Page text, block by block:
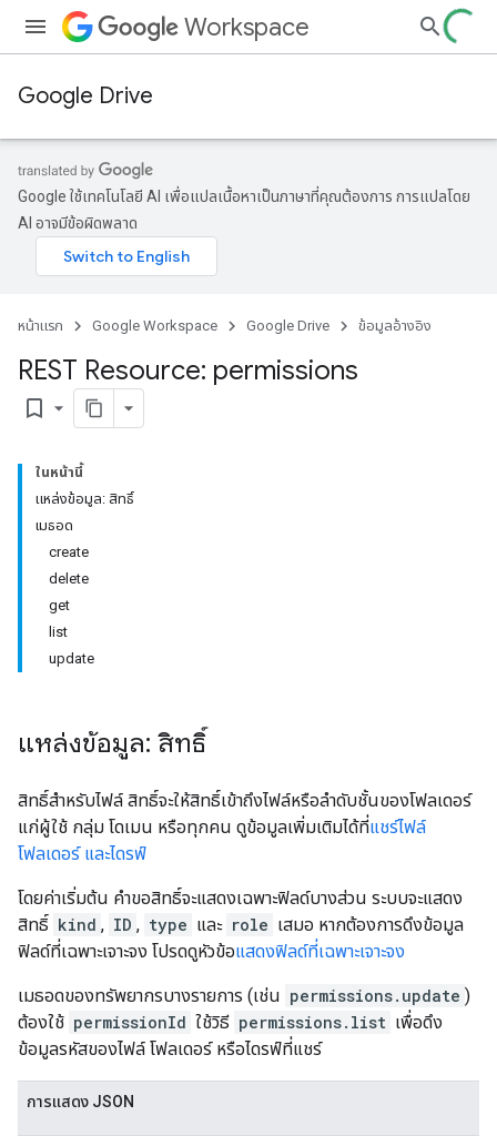
Workspace
Google Drive
Google ใช้เทคโนโลยี AI เพื่อแปลเนื้อหาเป็นภาษาที่คุณต้องการ การแปลโดย
AI อาจมีข้อผิดพลาด
หน้าแรก Google Workspace Google Drive ข้อมูลอ้างอิง
REST Resource: permissions
bookmark_border
ในหน้านี้
แหล่งข้อมูล: สิทธิ์
เมธอด
create
delete
get
list
update
แหล่งข้อมูล: สิทธิ์
สิทธิ์สำหรับไฟล์ สิทธิ์จะให้สิทธิ์เข้าถึงไฟล์หรือลำดับชั้นของโฟลเดอร์
แก่ผู้ใช้ กลุ่ม โดเมน หรือทุกคน ดูข้อมูลเพิ่มเติมได้ที่แชร์ไฟล์
โฟลเดอร์ และไดรฟ์
โดยค่าเริ่มต้น คำขอสิทธิ์จะแสดงเฉพาะฟิลด์บางส่วน ระบบจะแสดง
สิทธิ์ kind , ID , type และ role เสมอ หากต้องการดึงข้อมูล
ฟิลด์ที่เฉพาะเจาะจง โปรดดูหัวข้อแสดงฟิลด์ที่เฉพาะเจาะจง
เมธอดของทรัพยากรบางรายการ (เช่น permissions.update )
ต้องใช้ permissionId ใช้วิธี permissions.list เพื่อดึง
ข้อมูลรหัสของไฟล์ โฟลเดอร์ หรือไดรฟ์ที่แชร์
การแสดง JSON